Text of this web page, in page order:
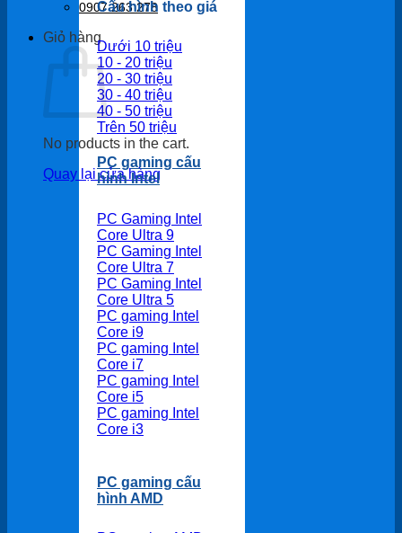
0907 263 278
Giỏ hàng
No products in the cart.
Quay lại cửa hàng
Cấu hình theo giá
Dưới 10 triệu
10 - 20 triệu
20 - 30 triệu
30 - 40 triệu
40 - 50 triệu
Trên 50 triệu
PC gaming cấu
hình Intel
PC Gaming Intel
Core Ultra 9
PC Gaming Intel
Core Ultra 7
PC Gaming Intel
Core Ultra 5
PC gaming Intel
Core i9
PC gaming Intel
Core i7
PC gaming Intel
Core i5
PC gaming Intel
Core i3
PC gaming cấu
hình AMD